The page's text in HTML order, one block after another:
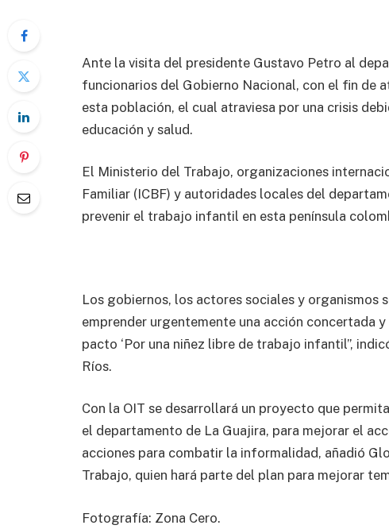
Ante la visita del presidente Gustavo Petro al
funcionarios del Gobierno Nacional, con el fin de
esta población, el cual atraviesa por una crisis
educación y salud.
El Ministerio del Trabajo, organizaciones
Familiar (ICBF) y autoridades locales del
prevenir el trabajo infantil en esta península
Los gobiernos, los actores sociales y organismos
emprender urgentemente una acción concertada
pacto ‘Por una niñez libre de trabajo infantil”,
Ríos.
Con la OIT se desarrollará un proyecto que
el departamento de La Guajira, para mejorar el
acciones para combatir la informalidad, añadió
Trabajo, quien hará parte del plan para mejorar
Fotografía: Zona Cero.